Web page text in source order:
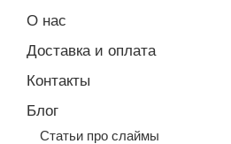
О нас
Доставка и оплата
Контакты
Блог
Статьи про слаймы